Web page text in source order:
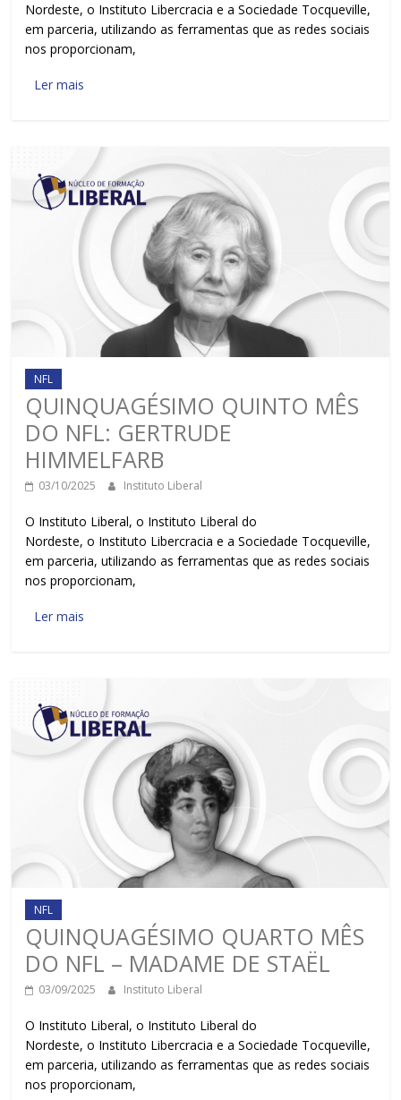
Nordeste, o Instituto Libercracia e a Sociedade Tocqueville,
em parceria, utilizando as ferramentas que as redes sociais
nos proporcionam,
Ler mais
NFL
QUINQUAGÉSIMO QUINTO MÊS
DO NFL: GERTRUDE
HIMMELFARB
03/10/2025 Instituto Liberal
O Instituto Liberal, o Instituto Liberal do
Nordeste, o Instituto Libercracia e a Sociedade Tocqueville,
em parceria, utilizando as ferramentas que as redes sociais
nos proporcionam,
Ler mais
NFL
QUINQUAGÉSIMO QUARTO MÊS
DO NFL – MADAME DE STAËL
03/09/2025 Instituto Liberal
O Instituto Liberal, o Instituto Liberal do
Nordeste, o Instituto Libercracia e a Sociedade Tocqueville,
em parceria, utilizando as ferramentas que as redes sociais
nos proporcionam,